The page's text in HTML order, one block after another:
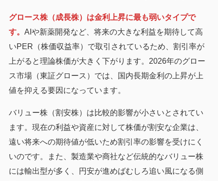
グロース株（成長株）は金利上昇に最も弱いタイプで
す。 AIや新薬開発など、将来の大きな利益を期待して高
いPER（株価収益率）で取引されているため、割引率が
上がると理論株価が大きく下がります。2026年のグロー
ス市場（東証グロース）では、国内長期金利の上昇が上
値を抑える要因になっています。
バリュー株（割安株）は比較的影響が小さいとされてい
ます。現在の利益や資産に対して株価が割安な企業は、
遠い将来への期待値が低いため割引率の影響を受けにく
いのです。また、製造業や商社など伝統的なバリュー株
には輸出型が多く、円安が進めばむしろ追い風になる側